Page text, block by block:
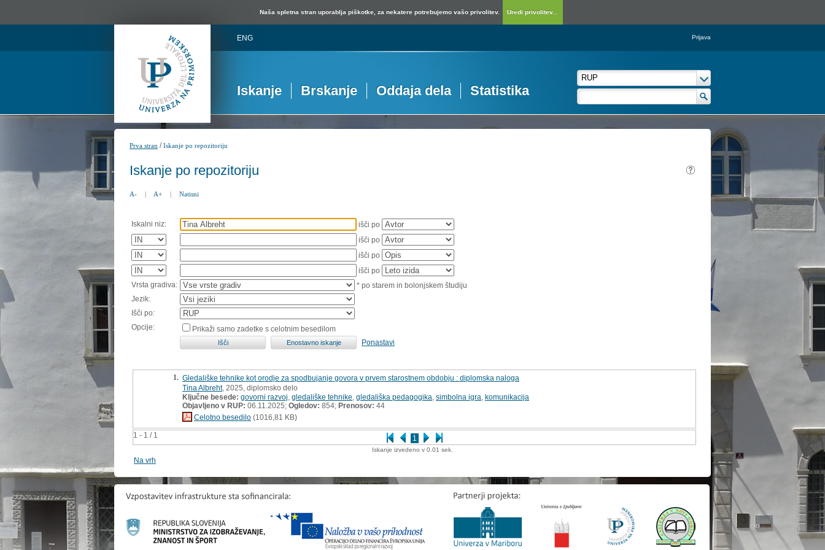
Naša spletna stran uporablja piškotke, za nekatere potrebujemo vašo privolitev. Uredi privolitev...
ENG Prijava
Iskanje Brskanje Oddaja dela Statistika
Prva stran /Iskanje po repozitoriju
Iskanje po repozitoriju
A- | A+ | Natisni
Iskalni niz:
išči po
išči po
išči po
išči po
Vrsta gradiva:
* po starem in bolonjskem študiju
Jezik:
Išči po:
Opcije:
Prikaži samo zadetke s celotnim besedilom
Ponastavi
1 - 1 / 1 1
1. Gledališke tehnike kot orodje za spodbujanje govora v prvem starostnem obdobju : diplomska naloga
Tina Albreht, 2025, diplomsko delo
Ključne besede: govorni razvoj gledališke tehnike gledališka pedagogika simbolna igra komunikacija
Objavljeno v RUP: 06.11.2025; Ogledov: 854; Prenosov: 44
Celotno besedilo (1016,81 KB)
Iskanje izvedeno v 0.01 sek.
Na vrh